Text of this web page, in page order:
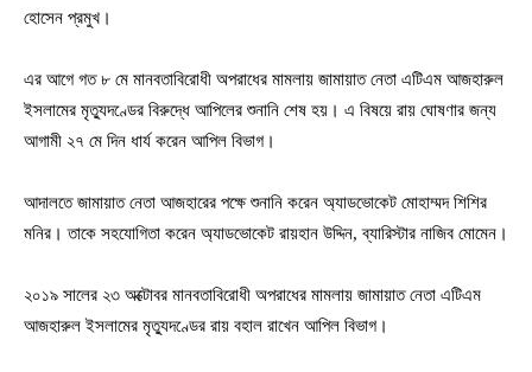
হোসেন প্রমুখ।
এর আগে গত ৮ মে মানবতাবিরোধী অপরাধের মামলায় জামায়াত নেতা এটিএম আজহারুল
ইসলামের মৃত্যুদণ্ডের বিরুদ্ধে আপিলের শুনানি শেষ হয়। এ বিষয়ে রায় ঘোষণার জন্য
আগামী ২৭ মে দিন ধার্য করেন আপিল বিভাগ।
আদালতে জামায়াত নেতা আজহারের পক্ষে শুনানি করেন অ্যাডভোকেট মোহাম্মদ শিশির
মনির। তাকে সহযোগিতা করেন অ্যাডভোকেট রায়হান উদ্দিন, ব্যারিস্টার নাজিব মোমেন।
২০১৯ সালের ২৩ অক্টোবর মানবতাবিরোধী অপরাধের মামলায় জামায়াত নেতা এটিএম
আজহারুল ইসলামের মৃত্যুদণ্ডের রায় বহাল রাখেন আপিল বিভাগ।